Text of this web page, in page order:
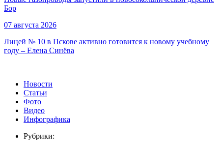
Бор
07 августа 2026
Лицей № 10 в Пскове активно готовится к новому учебному
году – Елена Синёва
Новости
Статьи
Фото
Видео
Инфографика
Рубрики: